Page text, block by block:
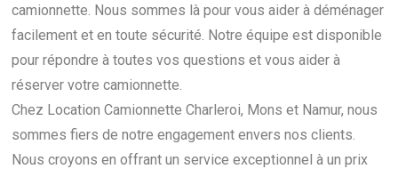
camionnette. Nous sommes là pour vous aider à déménager
facilement et en toute sécurité. Notre équipe est disponible
pour répondre à toutes vos questions et vous aider à
réserver votre camionnette.
Chez Location Camionnette Charleroi, Mons et Namur, nous
sommes fiers de notre engagement envers nos clients.
Nous croyons en offrant un service exceptionnel à un prix